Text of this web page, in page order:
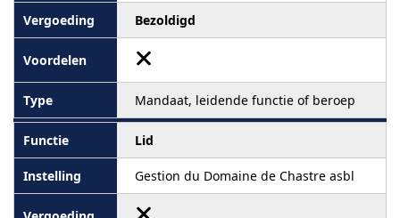
Bezoldigd
Mandaat, leidende functie of beroep
Lid
Gestion du Domaine de Chastre asbl